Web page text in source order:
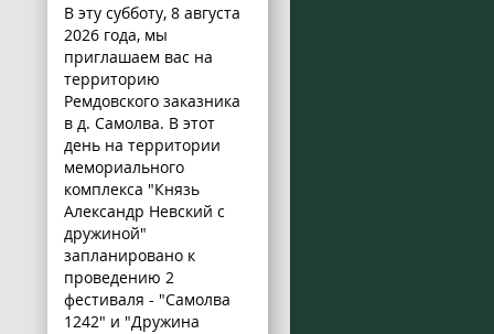
В эту субботу, 8 августа
2026 года, мы
приглашаем вас на
территорию
Ремдовского заказника
в д. Самолва. В этот
день на территории
мемориального
комплекса "Князь
Александр Невский с
дружиной"
запланировано к
проведению 2
фестиваля - "Самолва
1242" и "Дружина